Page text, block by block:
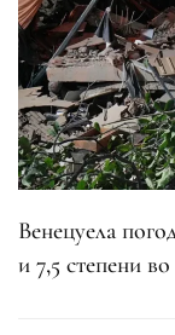
Венецуела
и 7,5 степени